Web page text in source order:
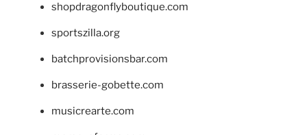
shopdragonflyboutique.com
sportszilla.org
batchprovisionsbar.com
brasserie-gobette.com
musicrearte.com